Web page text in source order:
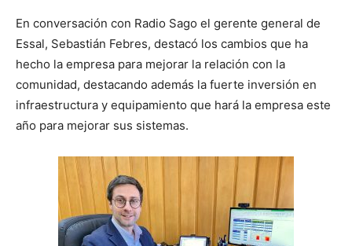
En conversación con Radio Sago el gerente general de
Essal, Sebastián Febres, destacó los cambios que ha
hecho la empresa para mejorar la relación con la
comunidad, destacando además la fuerte inversión en
infraestructura y equipamiento que hará la empresa este
año para mejorar sus sistemas.